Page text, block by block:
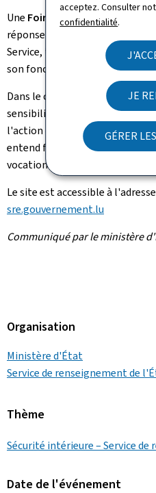
acceptez. Consulter
confidentialité.
JE
GÉRER
Une Foire aux questions (FAQ)
réponse sur les attributions,
Service, tout en offrant au
son fonctionnement et ses
Dans le cadre de sa mission
sensibilisation du public
l'action du SRE. C'est dans
entend faire de ce site un outil
vocation à être enrichi à
Le site est accessible à
sre.gouvernement.lu
Communiqué par le ministère
Organisation
Ministère d'État
Service de renseignement de
Thème
Sécurité intérieure – Service de
Date de l'événement